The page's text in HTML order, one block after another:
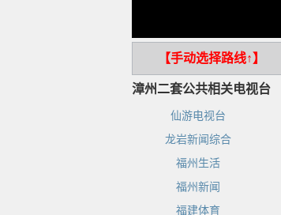
【手动选择路线↑】
漳州二套公共相关电视台
仙游电视台
龙岩新闻综合
福州生活
福州新闻
福建体育